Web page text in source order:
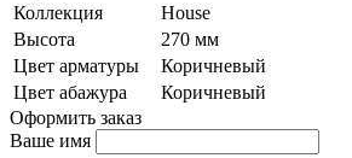
Коллекция
House
Высота
270 мм
Цвет арматуры
Коричневый
Цвет абажура
Коричневый
Оформить заказ
Ваше имя